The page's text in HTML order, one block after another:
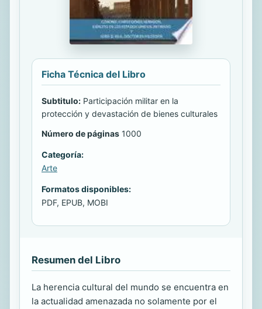
Ficha Técnica del Libro
Subtitulo: Participación militar en la
protección y devastación de bienes culturales
Número de páginas 1000
Categoría:
Arte
Formatos disponibles:
PDF, EPUB, MOBI
Resumen del Libro
La herencia cultural del mundo se encuentra en
la actualidad amenazada no solamente por el